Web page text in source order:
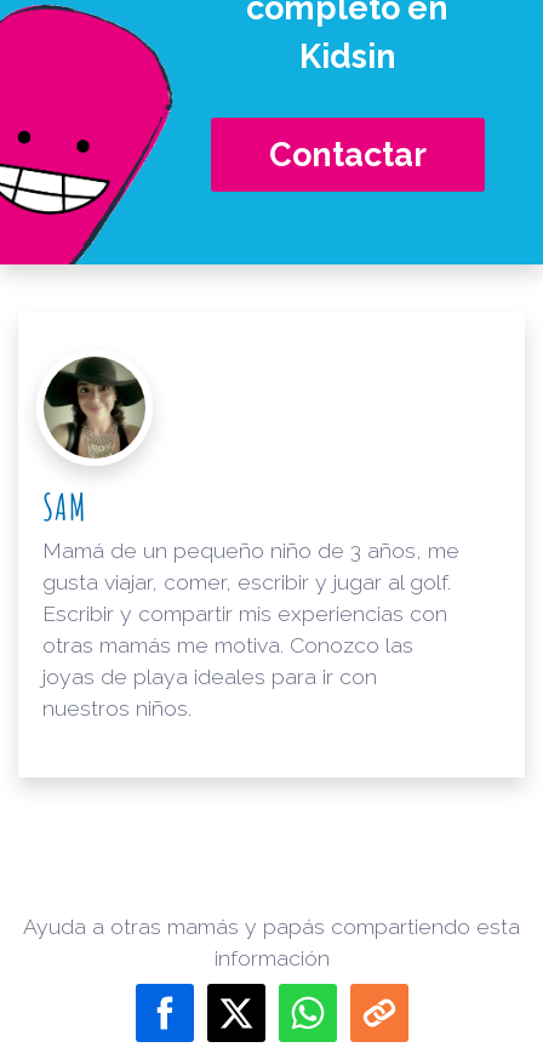
completo en
Kidsin
Contactar
SAM
Mamá de un pequeño niño de 3 años, me
gusta viajar, comer, escribir y jugar al golf.
Escribir y compartir mis experiencias con
otras mamás me motiva. Conozco las
joyas de playa ideales para ir con
nuestros niños.
Ayuda a otras mamás y papás compartiendo esta
información